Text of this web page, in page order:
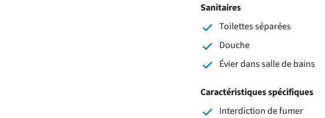
Sanitaires
Toilettes séparées
Douche
Évier dans salle de bains
Caractéristiques spécifiques
Interdiction de fumer